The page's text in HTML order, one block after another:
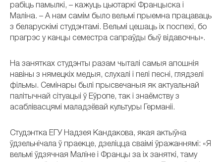
рабіць памылкі, – кажуць цьютаркі Францыска і
Маліна. – А нам самім было вельмі прыемна працаваць
з беларускімі студэнтамі. Вельмі цешаць іх поспехі, бо
прагрэс у канцы семестра сапраўды быў відавочны».
На занятках студэнты разам чыталі самыя апошнія
навіны з нямецкіх медыя, слухалі і пелі песні, глядзелі
фільмы. Семінары былі прысвечаныя як актуальнай
палітычнай сітуацыі ў Еўропе, так і знаёмству з
асаблівасцямі маладзёвай культуры Германіі.
Студэнтка ЕГУ Надзея Кандакова, якая актыўна
ўдзельнічала ў праекце, дзеліцца сваімі ўражаннямі: «Я
вельмі ўдзячная Маліне і Францы за іх заняткі, таму